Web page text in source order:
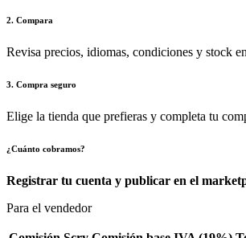
2. Compara
Revisa precios, idiomas, condiciones y stock
3. Compra seguro
Elige la tienda que prefieras y completa tu
¿Cuánto cobramos?
Registrar tu cuenta y publicar en el
Para el vendedor